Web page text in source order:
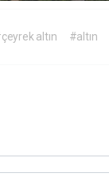
altın #altın